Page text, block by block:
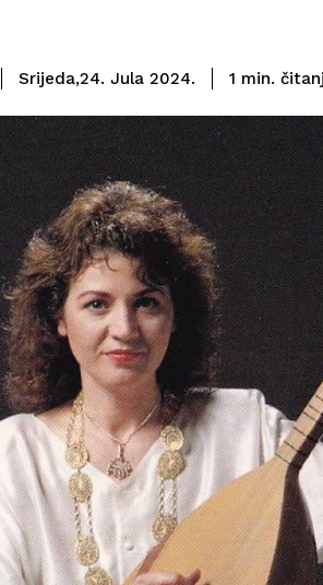
Srijeda,24. Jula 2024. 1 min.